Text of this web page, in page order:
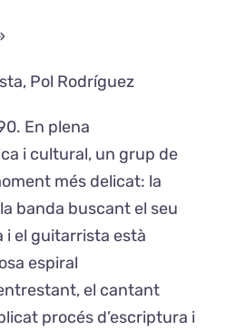
del Coro
Vallès
Pol Rodríguez
En plena
i cultural, un grup de
més delicat: la
banda buscant el seu
i el guitarrista està
espiral
el cantant
procés d’escriptura i